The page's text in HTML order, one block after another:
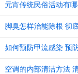
元宵传统民俗活动有
脚臭怎样治能除根 彻
如何预防甲流感染 预
空调的内部清洁方法